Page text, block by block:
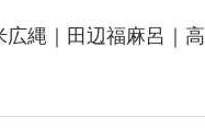
縄｜田辺福麻呂｜高